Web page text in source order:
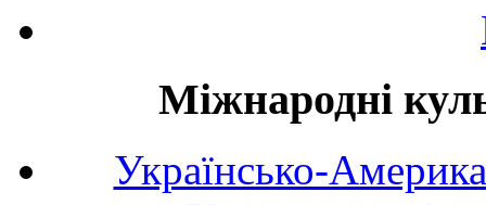
Міжнародні
Українсько-